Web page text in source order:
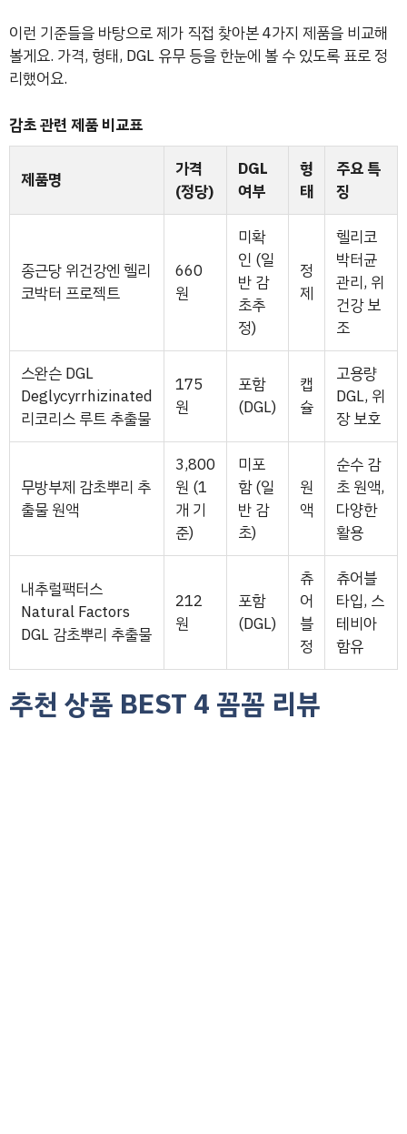
이런 기준들을 바탕으로 제가 직접 찾아본 4가지 제품을 비교해
볼게요. 가격, 형태, DGL 유무 등을 한눈에 볼 수 있도록 표로 정
리했어요.
감초 관련 제품 비교표
제품명
가격
(정당)
DGL
여부
형
태
주요 특
징
종근당 위건강엔 헬리
코박터 프로젝트
660
원
미확
인 (일
반 감
초추
정)
정
제
헬리코
박터균
관리, 위
건강 보
조
스완슨 DGL
Deglycyrrhizinated
리코리스 루트 추출물
175
원
포함
(DGL)
캡
슐
고용량
DGL, 위
장 보호
무방부제 감초뿌리 추
출물 원액
3,800
원 (1
개 기
준)
미포
함 (일
반 감
초)
원
액
순수 감
초 원액,
다양한
활용
내추럴팩터스
Natural Factors
DGL 감초뿌리 추출물
212
원
포함
(DGL)
츄
어
블
정
츄어블
타입, 스
테비아
함유
추천 상품 BEST 4 꼼꼼 리뷰